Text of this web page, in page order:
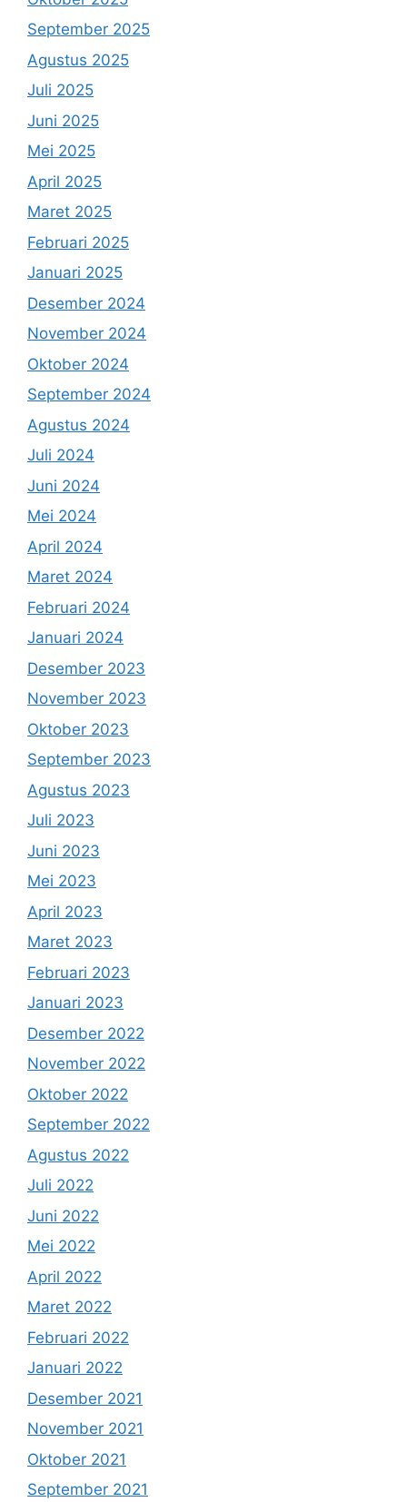
September 2025
Agustus 2025
Juli 2025
Juni 2025
Mei 2025
April 2025
Maret 2025
Februari 2025
Januari 2025
Desember 2024
November 2024
Oktober 2024
September 2024
Agustus 2024
Juli 2024
Juni 2024
Mei 2024
April 2024
Maret 2024
Februari 2024
Januari 2024
Desember 2023
November 2023
Oktober 2023
September 2023
Agustus 2023
Juli 2023
Juni 2023
Mei 2023
April 2023
Maret 2023
Februari 2023
Januari 2023
Desember 2022
November 2022
Oktober 2022
September 2022
Agustus 2022
Juli 2022
Juni 2022
Mei 2022
April 2022
Maret 2022
Februari 2022
Januari 2022
Desember 2021
November 2021
Oktober 2021
September 2021